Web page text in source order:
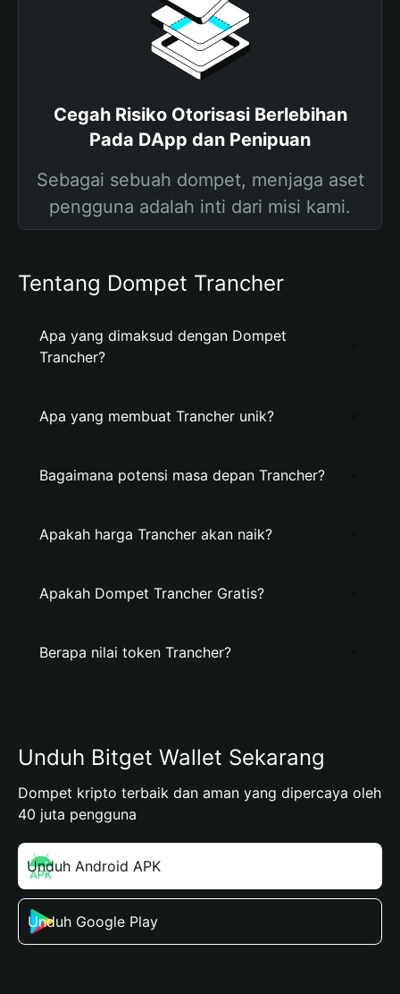
Cegah Risiko Otorisasi Berlebihan
Pada DApp dan Penipuan
Sebagai sebuah dompet, menjaga aset
pengguna adalah inti dari misi kami.
Tentang Dompet Trancher
Apa yang dimaksud dengan Dompet
Trancher?
Apa yang membuat Trancher unik?
Bagaimana potensi masa depan Trancher?
Apakah harga Trancher akan naik?
Apakah Dompet Trancher Gratis?
Berapa nilai token Trancher?
Unduh Bitget Wallet Sekarang
Dompet kripto terbaik dan aman yang dipercaya oleh
40 juta pengguna
Unduh Android APK
Unduh Google Play